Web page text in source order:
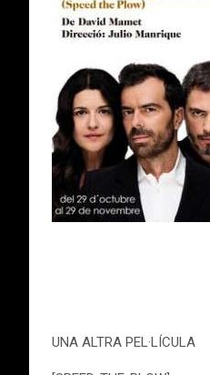
UNA ALTRA PEL·LÍCULA